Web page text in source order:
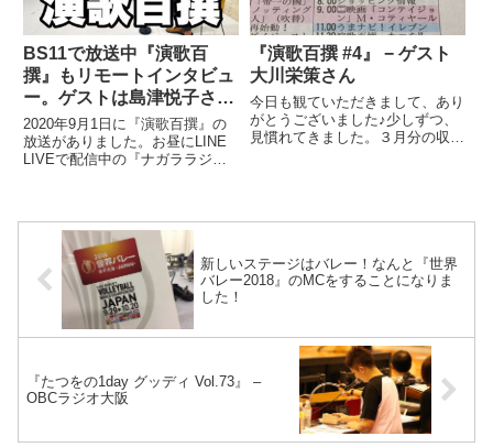
BS11で放送中『演歌百
撰』もリモートインタビュ
ー。ゲストは島津悦子さん
でした。
2020年9月1日に『演歌百撰』の
放送がありました。お昼にLINE
LIVEで配信中の『ナガララジ
を・・・大きなスタジオで毎回収
録をしているんですが、、、その
『演...
『演歌百撰 #4』 − ゲスト
大川栄策さん
今日も観ていただきまして、あり
がとうございました♪少しずつ、
見慣れてきました。３月分の収録
なぁ〜と、、、。そのくらいの
新しいステージはバレー！なんと『世界
バレー2018』のMCをすることになりま
した！
『たつをの1day グッディ Vol.73』 –
OBCラジオ大阪